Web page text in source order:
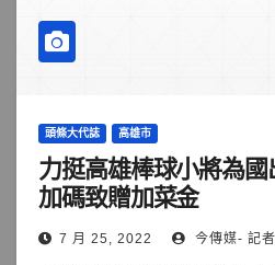
頭條大代誌 高雄市
力挺高雄棒球小將為
加碼致贈加菜金
7 月 25, 2022 今傳媒- 記